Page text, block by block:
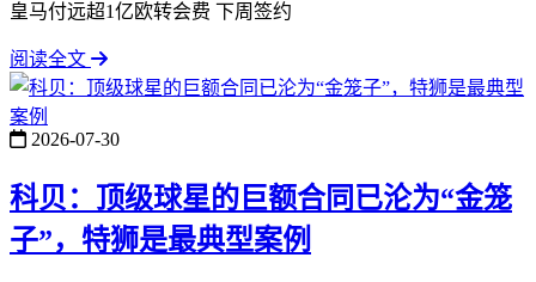
皇马付远超1亿欧转会费 下周签约
阅读全文
2026-07-30
科贝：顶级球星的巨额合同已沦为“金笼
子”，特狮是最典型案例